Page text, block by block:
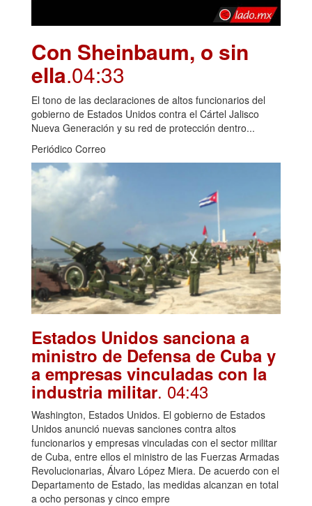
Con Sheinbaum, o sin
ella.04:33
El tono de las declaraciones de altos funcionarios del
gobierno de Estados Unidos contra el Cártel Jalisco
Nueva Generación y su red de protección dentro...
Periódico Correo
Estados Unidos sanciona a
ministro de Defensa de Cuba y
a empresas vinculadas con la
industria militar. 04:43
Washington, Estados Unidos. El gobierno de Estados
Unidos anunció nuevas sanciones contra altos
funcionarios y empresas vinculadas con el sector militar
de Cuba, entre ellos el ministro de las Fuerzas Armadas
Revolucionarias, Álvaro López Miera. De acuerdo con el
Departamento de Estado, las medidas alcanzan en total
a ocho personas y cinco empre